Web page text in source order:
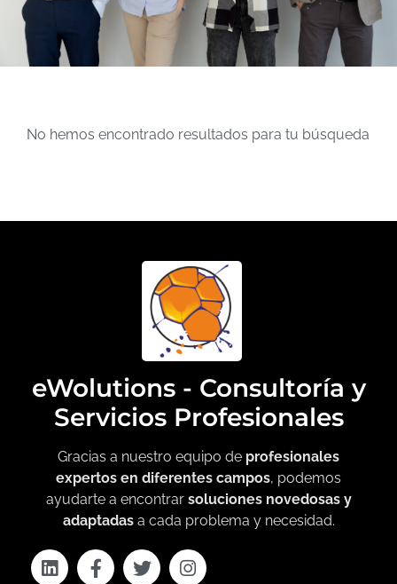
No hemos encontrado resultados para tu búsqueda
eWolutions - Consultoría y
Servicios Profesionales
Gracias a nuestro equipo de profesionales
expertos en diferentes campos, podemos
ayudarte a encontrar soluciones novedosas y
adaptadasa cada problema y necesidad.